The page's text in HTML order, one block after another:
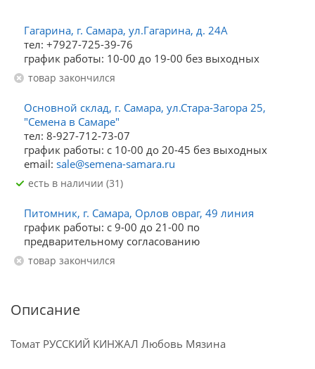
Гагарина, г. Самара, ул.Гагарина, д. 24А
тел: +7927-725-39-76
график работы: 10-00 до 19-00 без выходных
Товар закончился
Основной склад, г. Самара, ул.Стара-Загора 25,
"Семена в Самаре"
тел: 8-927-712-73-07
график работы: с 10-00 до 20-45 без выходных
email: sale@semena-samara.ru
Есть в наличии (31)
Питомник, г. Самара, Орлов овраг, 49 линия
график работы: с 9-00 до 21-00 по
предварительному согласованию
Товар закончился
Описание
Томат РУССКИЙ КИНЖАЛ Любовь Мязина